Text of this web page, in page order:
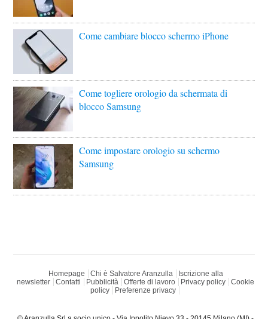
Come cambiare blocco schermo iPhone
Come togliere orologio da schermata di
blocco Samsung
Come impostare orologio su schermo
Samsung
Homepage Chi è Salvatore Aranzulla
Iscrizione alla
newsletter
Contatti Pubblicità Offerte di lavoro Privacy policy
Cookie
policy
Preferenze privacy